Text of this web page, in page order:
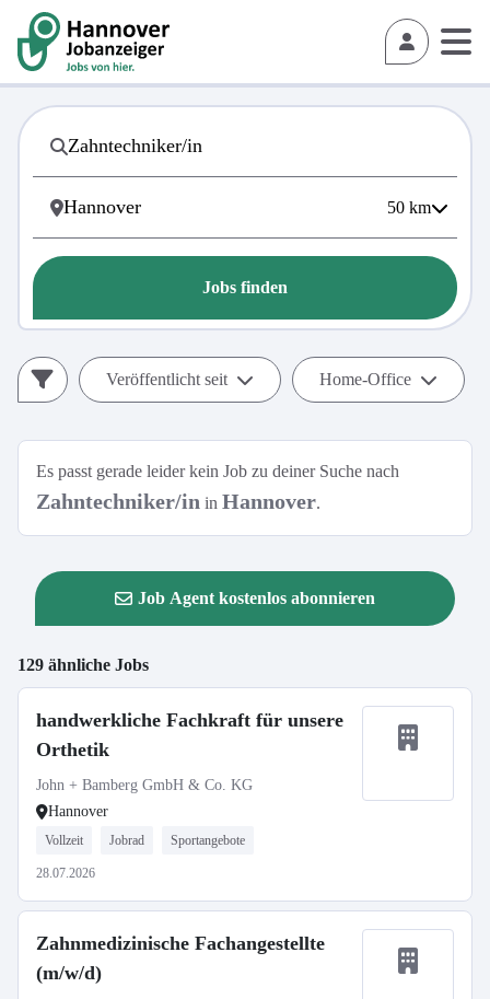
50 km
Jobs finden
Veröffentlicht seit Home-Office
Es passt gerade leider kein Job zu deiner Suche nach
Zahntechniker/in in Hannover.
Job Agent kostenlos abonnieren
129 ähnliche Jobs
handwerkliche Fachkraft für unsere
Orthetik
John + Bamberg GmbH & Co. KG
Hannover
Vollzeit Jobrad Sportangebote
28.07.2026
Zahnmedizinische Fachangestellte
(m/w/d)